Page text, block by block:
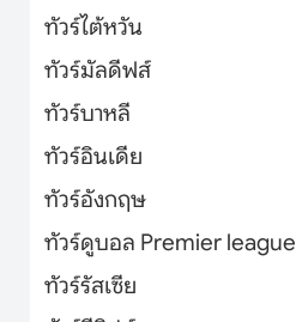
ทัวร์ไต้หวัน
ทัวร์มัลดีฟส์
ทัวร์บาหลี
ทัวร์อินเดีย
ทัวร์อังกฤษ
ทัวร์ดูบอล Premier league
ทัวร์รัสเซีย